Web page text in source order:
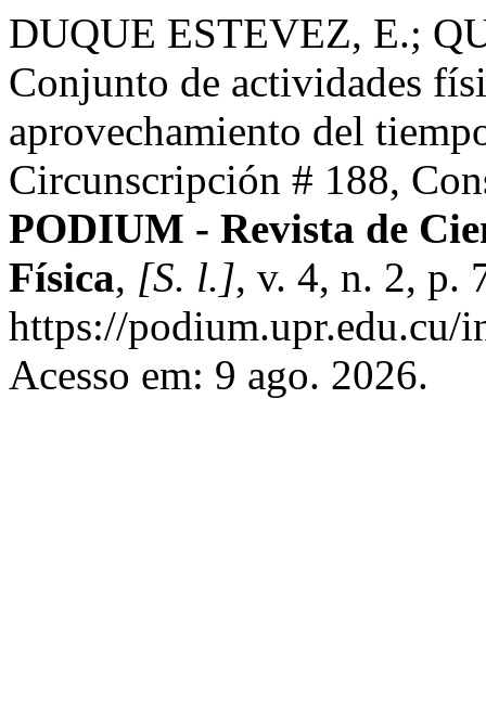
DUQUE ESTEVEZ, E.;
Conjunto de actividades
aprovechamiento del
Circunscripción # 188,
PODIUM - Revista de
Física, [S. l.], v. 4, n. 2, p.
https://
Acesso em: 9 ago. 2026.